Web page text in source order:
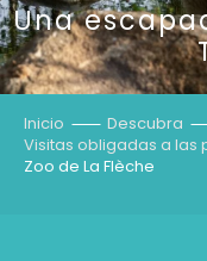
Una
Inicio Descubra
Visitas obligadas a las
Zoo de La Flèche